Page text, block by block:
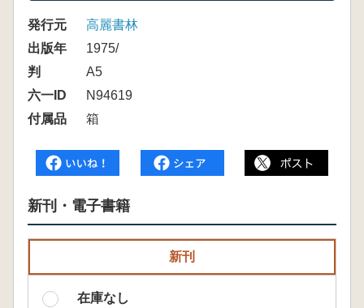
発行元
高麗書林
出版年
1975/
判
A5
六一ID
N94619
付属品
箱
新刊・電子書籍
新刊
在庫なし